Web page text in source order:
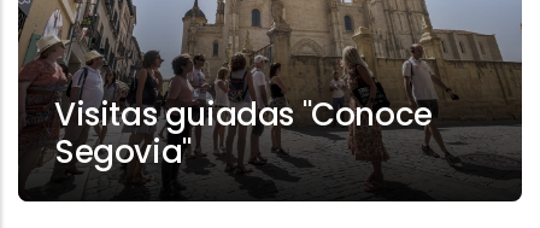
Visitas guiadas "Conoce
Segovia"